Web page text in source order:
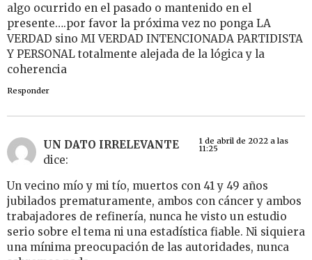
algo ocurrido en el pasado o mantenido en el
presente….por favor la próxima vez no ponga LA
VERDAD sino MI VERDAD INTENCIONADA PARTIDISTA
Y PERSONAL totalmente alejada de la lógica y la
coherencia
Responder
UN DATO IRRELEVANTE
dice:
1 de abril de 2022 a las
11:25
Un vecino mío y mi tío, muertos con 41 y 49 años
jubilados prematuramente, ambos con cáncer y ambos
trabajadores de refinería, nunca he visto un estudio
serio sobre el tema ni una estadística fiable. Ni siquiera
una mínima preocupación de las autoridades, nunca